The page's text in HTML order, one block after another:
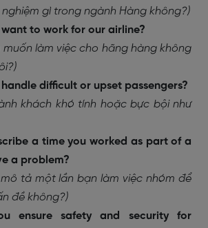
nghiệm gì trong ngành Hàng không?)
to work for our airline?
muốn làm việc cho hãng hàng không
difficult or upset passengers?
khách khó tính hoặc bực bội như
a time you worked as part of a
a problem?
tả một lần bạn làm việc nhóm để
đề không?)
ensure safety and security for